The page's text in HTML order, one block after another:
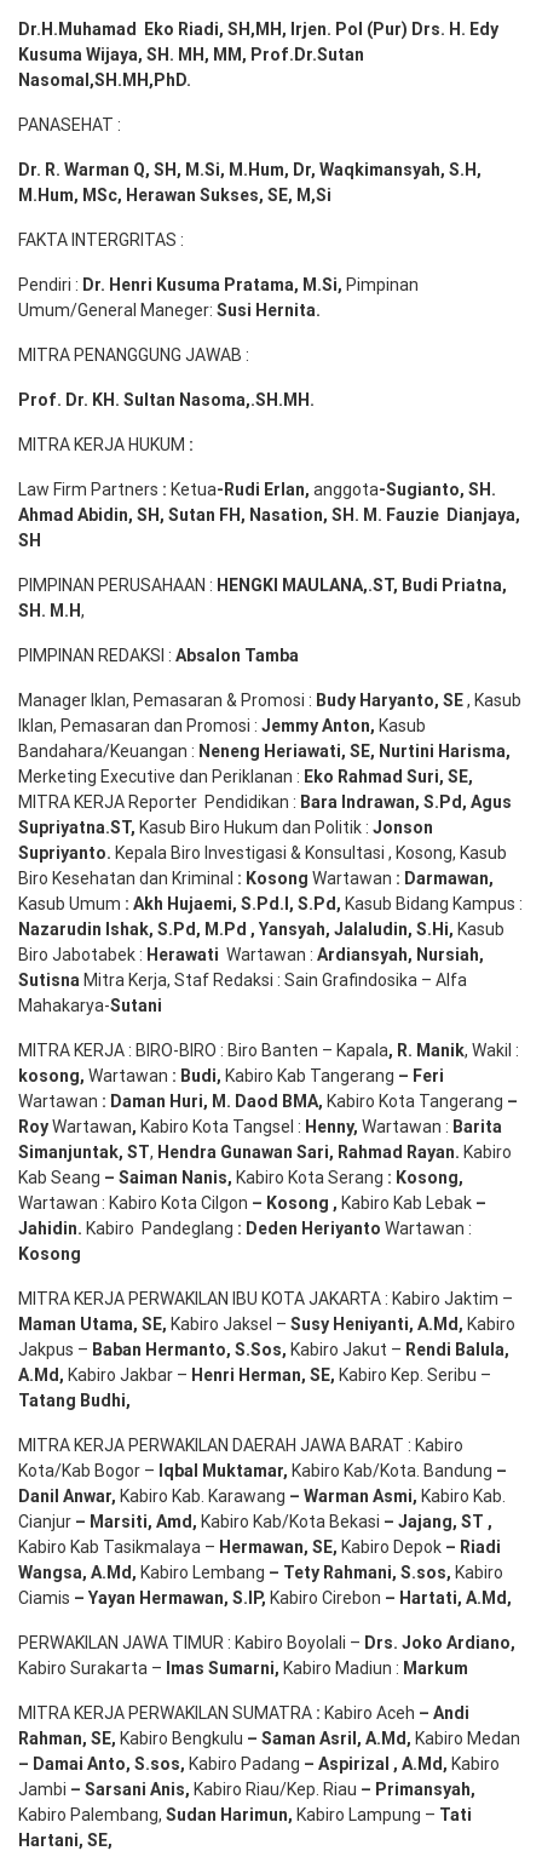
Dr.H.Muhamad Eko Riadi, SH,MH , Irjen. Pol (Pur) Drs. H. Edy
Kusuma Wijaya, SH. MH, MM, Prof. Dr.Sutan
Nasomal,SH.MH,PhD.
PANASEHAT :
Dr. R. Warman Q, SH, M.Si, M.Hum, Dr, Waqkimansyah, S.H,
M.Hum, MSc, Herawan Sukses, SE, M,Si
FAKTA INTERGRITAS :
Pendiri : Dr. Henri Kusuma Pratama, M.Si, Pimpinan
Umum/General Maneger: Susi Hernita.
MITRA PENANGGUNG JAWAB :
Prof. Dr. KH. Sultan Nasoma,.SH.MH.
MITRA KERJA HUKUM :
Law Firm Partners : Ketua-Rudi Erlan, anggota-Sugianto, SH.
Ahmad Abidin, SH, Sutan FH, Nasation, SH. M. Fauzie Dianjaya,
SH
PIMPINAN PERUSAHAAN : HENGKI MAULANA,.ST, Budi Priatna,
SH . M.H,
PIMPINAN REDAKSI : Absalon Tamba
Manager Iklan, Pemasaran & Promosi : Budy Haryanto, SE, Kasub
Iklan, Pemasaran dan Promosi : Jemmy Anton, Kasub
Bandahara/Keuangan : Neneng Heriawati, SE, Nurtini Harisma,
Merketing Executive dan Periklanan : Eko Rahmad Suri, SE,
MITRA KERJA Reporter Pendidikan : Bara Indrawan, S.Pd , Agus
Supriyatna.ST, Kasub Biro Hukum dan Politik : Jonson
Supriyanto. Kepala Biro Investigasi & Konsultasi , Kosong, Kasub
Biro Kesehatan dan Kriminal : Kosong Wartawan : Darmawan,
Kasub Umum : Akh Hujaemi, S.Pd.I, S.Pd , Kasub Bidang Kampus :
Nazarudin Ishak, S.Pd , M.Pd , Yansyah, Jalaludin, S.Hi, Kasub
Biro Jabotabek : Herawati Wartawan : Ardiansyah, Nursiah,
Sutisna Mitra Kerja, Staf Redaksi : Sain Grafindosika – Alfa
Mahakarya-Sutani
MITRA KERJA : BIRO-BIRO : Biro Banten – Kapala, R. Manik, Wakil :
kosong, Wartawan : Budi, Kabiro Kab Tangerang – Feri
Wartawan : Daman Huri, M. Daod BMA, Kabiro Kota Tangerang –
RoyWartawan, Kabiro Kota Tangsel : Henny, Wartawan : Barita
Simanjuntak, ST, Hendra Gunawan Sari, Rahmad Rayan. Kabiro
Kab Seang – Saiman Nanis, Kabiro Kota Serang : Kosong,
Wartawan : Kabiro Kota Cilgon – Kosong , Kabiro Kab Lebak –
Jahidin. Kabiro Pandeglang : Deden Heriyanto Wartawan :
Kosong
MITRA KERJA PERWAKILAN IBU KOTA JAKARTA : Kabiro Jaktim –
Maman Utama, SE, Kabiro Jaksel – Susy Heniyanti, A.Md , Kabiro
Jakpus – Baban Hermanto, S.Sos, Kabiro Jakut – Rendi Balula,
A.Md , Kabiro Jakbar – Henri Herman, SE, Kabiro Kep. Seribu –
Tatang Budhi,
MITRA KERJA PERWAKILAN DAERAH JAWA BARAT : Kabiro
Kota/Kab Bogor – Iqbal Muktamar, Kabiro Kab/Kota. Bandung –
Danil Anwar, Kabiro Kab. Karawang – Warman Asmi, Kabiro Kab.
Cianjur – Marsiti, Amd , Kabiro Kab/Kota Bekasi – Jajang, ST ,
Kabiro Kab Tasikmalaya – Hermawan, SE, Kabiro Depok – Riadi
Wangsa, A.Md , Kabiro Lembang – Tety Rahmani, S.sos, Kabiro
Ciamis – Yayan Hermawan, S.IP, Kabiro Cirebon – Hartati, A.Md ,
PERWAKILAN JAWA TIMUR : Kabiro Boyolali – Drs. Joko Ardiano,
Kabiro Surakarta – Imas Sumarni, Kabiro Madiun : Markum
MITRA KERJA PERWAKILAN SUMATRA : Kabiro Aceh – Andi
Rahman, SE, Kabiro Bengkulu – Saman Asril , A.Md , Kabiro Medan
– Damai Anto, S.sos, Kabiro Padang – Aspirizal , A.Md , Kabiro
Jambi – Sarsani Anis, Kabiro Riau/Kep. Riau – Primansyah,
Kabiro Palembang, Sudan Harimun, Kabiro Lampung – Tati
Hartani, SE,